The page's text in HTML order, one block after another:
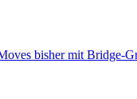
bisher mit Bridge-